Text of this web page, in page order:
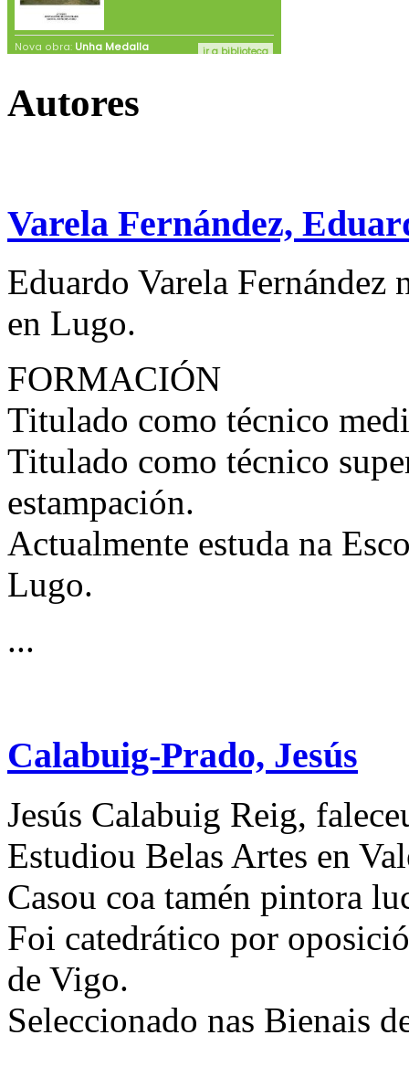
Autores
Varela Fernández,
Eduardo Varela Fernández
en Lugo.
FORMACIÓN
Titulado como técnico
Titulado como técnico
estampación.
Actualmente estuda na
Lugo.
...
Calabuig-Prado, Jesús
Jesús Calabuig Reig,
Estudiou Belas Artes en
Casou coa tamén pintora
Foi catedrático por
de Vigo.
Seleccionado nas Bienais